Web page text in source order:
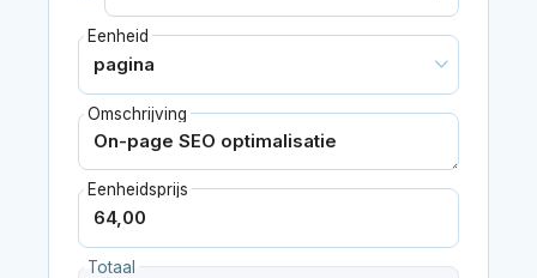
Eenheid
Omschrijving
Eenheidsprijs
Totaal